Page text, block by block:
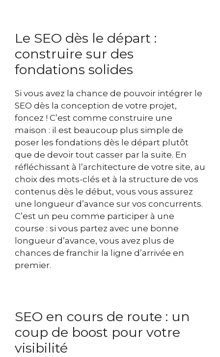
Le SEO dès le départ :
construire sur des
fondations solides
Si vous avez la chance de pouvoir intégrer le
SEO dès la conception de votre projet,
foncez ! C’est comme construire une
maison : il est beaucoup plus simple de
poser les fondations dès le départ plutôt
que de devoir tout casser par la suite. En
réfléchissant à l’architecture de votre site, au
choix des mots-clés et à la structure de vos
contenus dès le début, vous vous assurez
une longueur d’avance sur vos concurrents.
C’est un peu comme participer à une
course : si vous partez avec une bonne
longueur d’avance, vous avez plus de
chances de franchir la ligne d’arrivée en
premier.
SEO en cours de route : un
coup de boost pour votre
visibilité